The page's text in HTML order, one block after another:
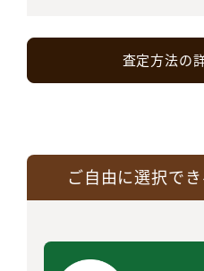
査定方法の
ご自由に選択でき